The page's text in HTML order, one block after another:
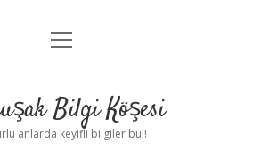
Anasayfa
Yasal Uyarı
menüyü
Bilgi Köşesi
anlarda keyifli bilgiler bul!